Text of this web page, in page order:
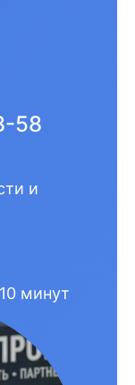
58
и
минут